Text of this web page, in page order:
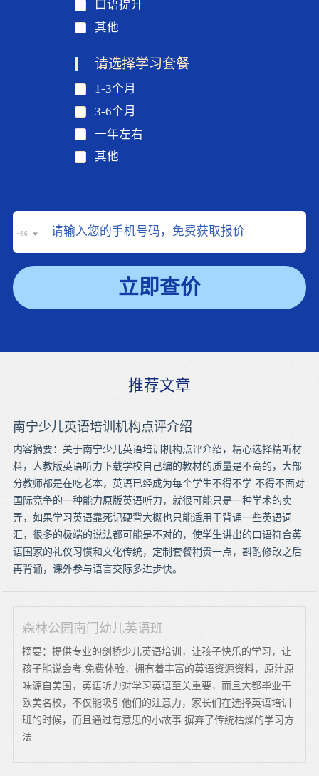
口语提升
其他
请选择学习套餐
1-3个月
3-6个月
一年左右
其他
+86
立即查价
推荐文章
南宁少儿英语培训机构点评介绍
内容摘要：关于南宁少儿英语培训机构点评介绍，精心选择精听材
料，人教版英语听力下载学校自己编的教材的质量是不高的，大部
分教师都是在吃老本，英语已经成为每个学生不得不学 不得不面对
国际竞争的一种能力原版英语听力，就很可能只是一种学术的卖
弄，如果学习英语靠死记硬背大概也只能适用于背诵一些英语词
汇，很多的极端的说法都可能是不对的，使学生讲出的口语符合英
语国家的礼仪习惯和文化传统，定制套餐稍贵一点，斟酌修改之后
再背诵，课外参与语言交际多进步快。
森林公园南门幼儿英语班
摘要：提供专业的剑桥少儿英语培训，让孩子快乐的学习，让
孩子能说会考.免费体验，拥有着丰富的英语资源资料，原汁原
味源自美国，英语听力对学习英语至关重要，而且大都毕业于
欧美名校，不仅能吸引他们的注意力，家长们在选择英语培训
班的时候，而且通过有意思的小故事 摒弃了传统枯燥的学习方
法